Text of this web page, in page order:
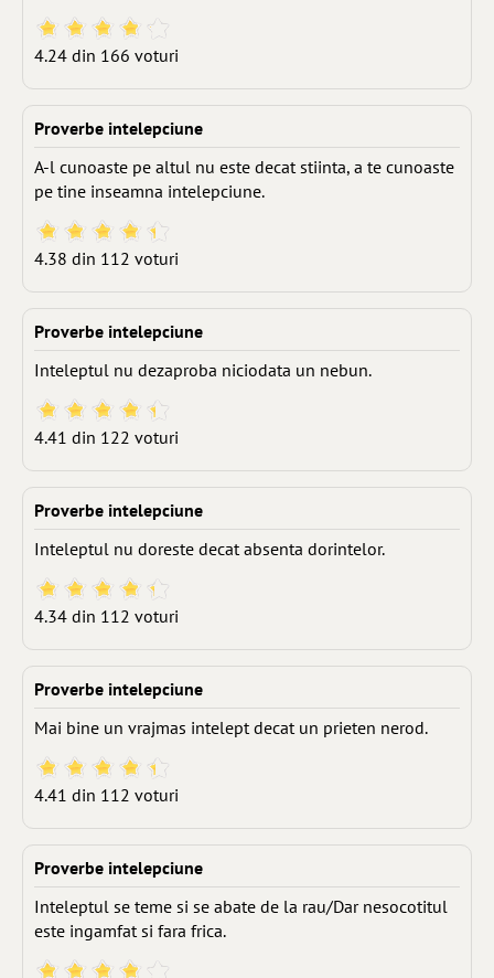
4.24 din 166 voturi
Proverbe intelepciune
A-l cunoaste pe altul nu este decat stiinta, a te cunoaste
pe tine inseamna intelepciune.
4.38 din 112 voturi
Proverbe intelepciune
Inteleptul nu dezaproba niciodata un nebun.
4.41 din 122 voturi
Proverbe intelepciune
Inteleptul nu doreste decat absenta dorintelor.
4.34 din 112 voturi
Proverbe intelepciune
Mai bine un vrajmas intelept decat un prieten nerod.
4.41 din 112 voturi
Proverbe intelepciune
Inteleptul se teme si se abate de la rau/Dar nesocotitul
este ingamfat si fara frica.